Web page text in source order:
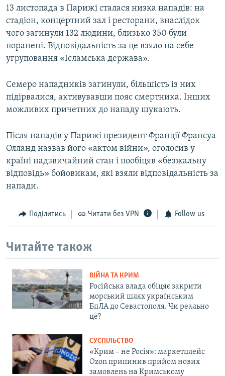
13 листопада в Парижі сталася низка нападів: на
стадіон, концертний зал і ресторани, внаслідок
чого загинули 132 людини, близько 350 були
поранені. Відповідальність за це взяло на себе
угруповання «Ісламська держава».
Семеро нападників загинули, більшість із них
підірвалися, активувавши пояс смертника. Інших
можливих причетних до нападу шукають.
Після нападів у Парижі президент Франції Франсуа
Олланд назвав його «актом війни», оголосив у
країні надзвичайний стан і пообіцяв «безжальну
відповідь» бойовикам, які взяли відповідальність за
напади.
Поділитись Читати без VPN Follow us
Читайте також
ВІЙНА ТА КРИМ
Російська влада обіцяє закрити
морський шлях українським
БпЛА до Севастополя. Чи реально
це?
СУСПІЛЬСТВО
«Крим – не Росія»: маркетплейс
Ozon припинив прийом нових
замовлень на Кримському